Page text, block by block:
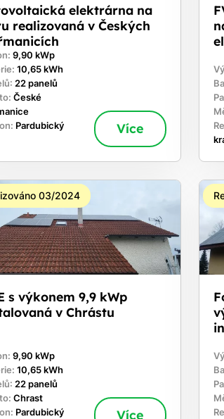
elektrárna na
realizovaná v Českých
9,90 kWp
10,65 kWh
22 panelů
České
Pardubický
Více
03/2024
s výkonem 9,9 kWp
v Chrástu
9,90 kWp
10,65 kWh
22 panelů
Chrast
Pardubický
Více